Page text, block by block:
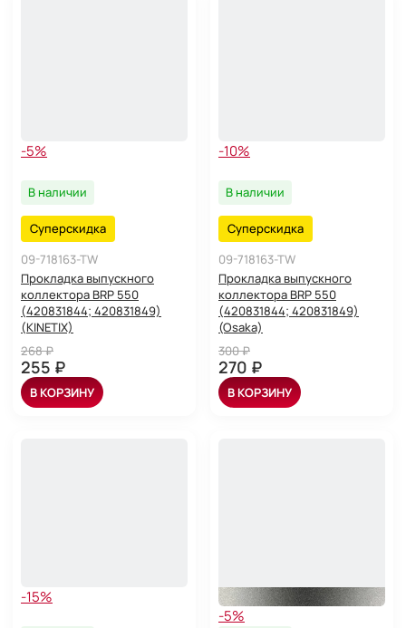
-5%
В наличии
Суперскидка
09-718163-TW
Прокладка выпускного
коллектора BRP 550
(420831844; 420831849)
(KINETIX)
268 ₽
255 ₽
В КОРЗИНУ
-10%
В наличии
Суперскидка
09-718163-TW
Прокладка выпускного
коллектора BRP 550
(420831844; 420831849)
(Osaka)
300 ₽
270 ₽
В КОРЗИНУ
-15%
-5%